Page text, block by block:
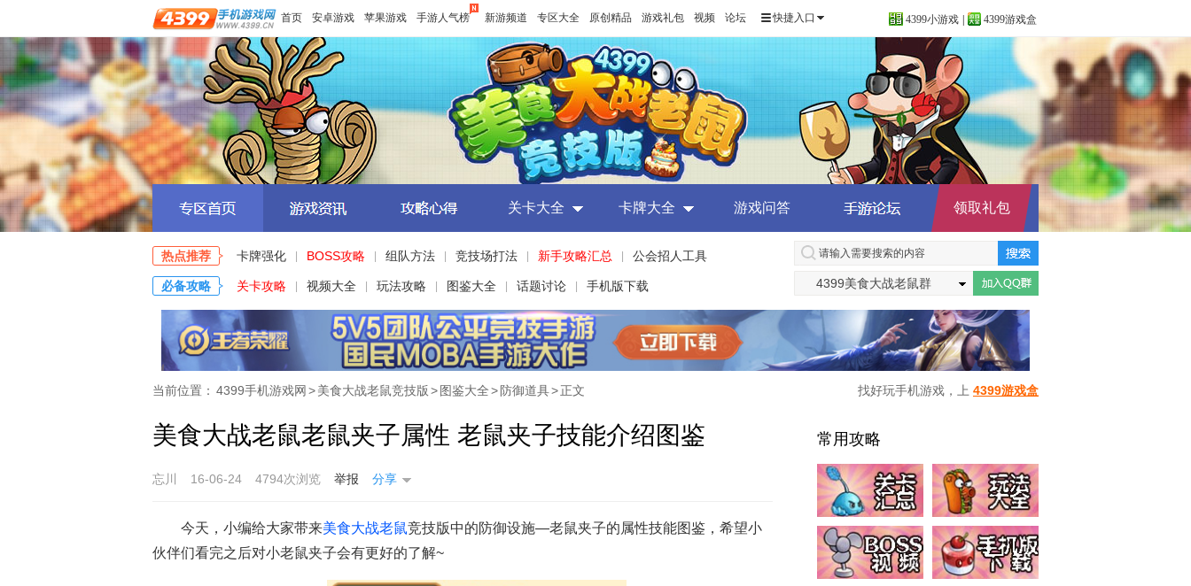
首页 安卓游戏 苹果游戏 手游人气榜 新游频道 专区大全 原创精品 游戏礼包 视频 论坛 快捷入口 4399小游戏 4399游戏盒
美食大战老鼠竞技版
关卡大全 卡牌大全 游戏问答 领取礼包
热点推荐 卡牌强化 BOSS攻略 组队方法 竞技场打法 新手攻略汇总 公会招人工具
必备攻略 关卡攻略 视频大全 玩法攻略 图鉴大全 话题讨论 手机版下载
4399美食大战老鼠群
号:512115839
当前位置： 4399手机游戏网>美食大战老鼠竞技版>图鉴大全>防御道具>正文 找好玩手机游戏，上 4399游戏盒
美食大战老鼠老鼠夹子属性 老鼠夹子技能介绍图鉴
忘川 16-06-24 4794次浏览 举报 分享
今天，小编给大家带来美食大战老鼠竞技版中的防御设施—老鼠夹子的属性技能图鉴，希望小
伙伴们看完之后对小老鼠夹子会有更好的了解~
常用攻略